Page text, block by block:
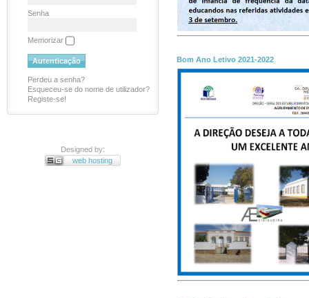
Senha
Memorizar
Perdeu a senha?
Esqueceu-se do nome de utilizador?
Registe-se!
Designed by:
web hosting
Bom Ano Letivo 2021-2022